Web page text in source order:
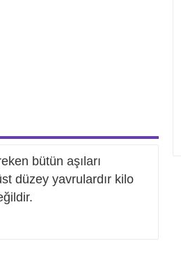
bütün aşıları
düzey yavrulardır kilo